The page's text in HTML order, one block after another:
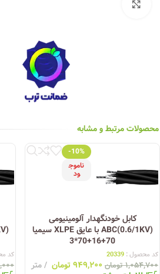
چراغ
محصولات مرتبط و مشابه
-10%
ناموج
ود
کابل خودنگهدار آلومینیومی
ABC(0.6/1KV) با عایق XLPE سیمیا
70+16+70*3
کد محصول : 20339
۱,۰۵۴,۷۰۰ تومان ۹۴۹,۲۰۰تومان متر
کد